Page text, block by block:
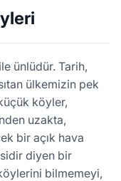
ünlüdür. Tarih,
ülkemizin pek
köyler,
uzakta,
bir açık hava
diyen bir
bilmemeyi,